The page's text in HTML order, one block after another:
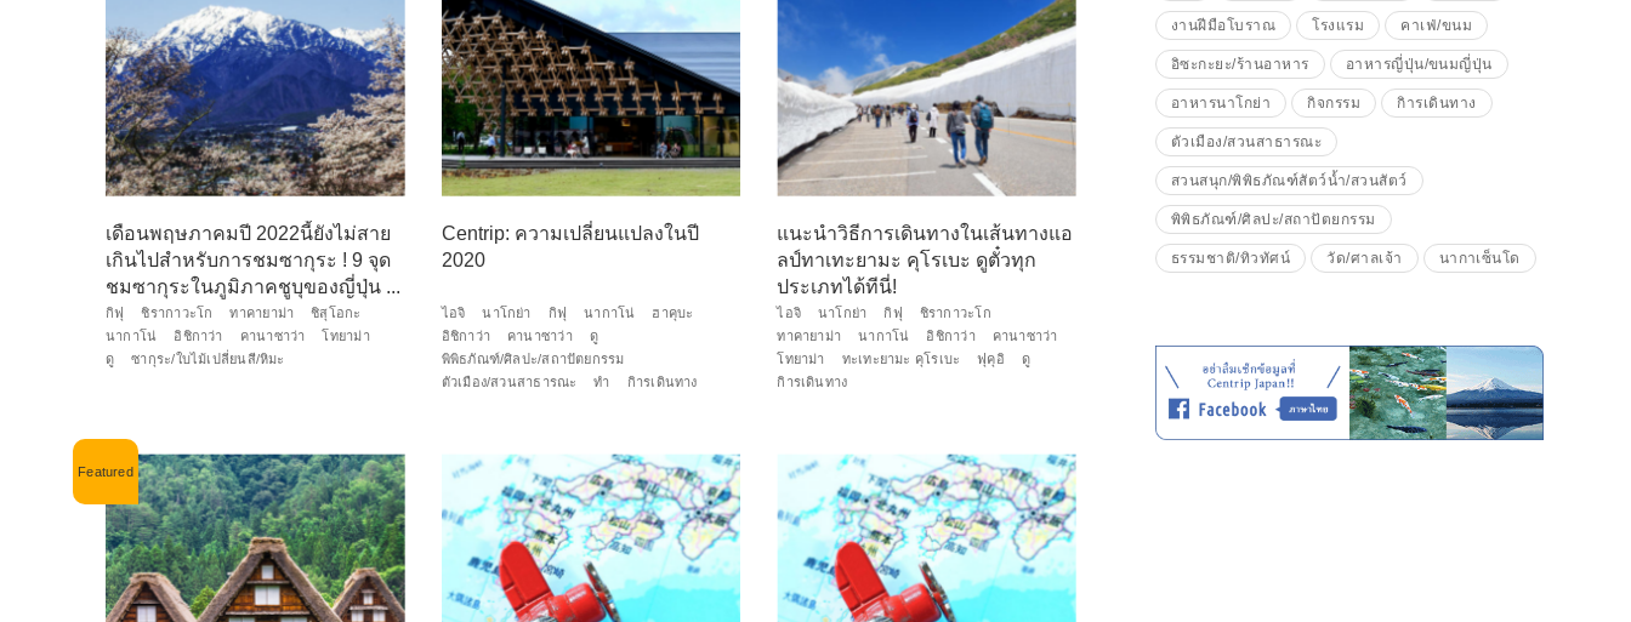
เดือนพฤษภาคมปี 2022นี้ยังไม่สาย
เกินไปสำหรับการชมซากุระ ! 9 จุด
ชมซากุระในภูมิภาคชูบุของญี่ปุ่น ...
กิฟุ ชิรากาวะโก ทาคายาม่า
ชิสุโอกะ
นากาโน่
อิชิกาว่า คานาซาว่า
โทยาม่า
ดู
ซากุระ/ใบไม้เปลี่ยนสี/หิมะ
Centrip: ความเปลี่ยนแปลงในปี
2020
ไอจิ นาโกย่า กิฟุ นากาโน่
ฮาคุบะ
อิชิกาว่า
คานาซาว่า
ดู
พิพิธภัณฑ์/ศิลปะ/สถาปัตยกรรม
ตัวเมือง/สวนสาธารณะ
ทำ กิารเดินทาง
แนะนำวิธีการเดินทางในเส้นทางแอ
ลป์ทาเทะยามะ คุโรเบะ ดูตั๋วทุก
ประเภทได้ทีนี่!
ไอจิ นาโกย่า กิฟุ
ชิรากาวะโก
ทาคายาม่า
นากาโน่ อิชิกาว่า
คานาซาว่า
โทยาม่า
ทะเทะยามะ คุโรเบะ ฟุคุอิ
ดู
กิารเดินทาง
งานฝีมือโบราณ โรงแรม คาเฟ่/ขนม
อิซะกะยะ/ร้านอาหาร อาหารญี่ปุ่น/ขนมญี่ปุ่น
อาหารนาโกย่า กิจกรรม กิารเดินทาง
ตัวเมือง/สวนสาธารณะ
สวนสนุก/พิพิธภัณฑ์สัตว์น้ำ/สวนสัตว์
พิพิธภัณฑ์/ศิลปะ/สถาปัตยกรรม
ธรรมชาติ/ทิวทัศน์ วัด/ศาลเจ้า นากาเซ็นโด